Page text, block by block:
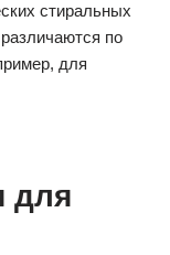
стиральных
по
для
для